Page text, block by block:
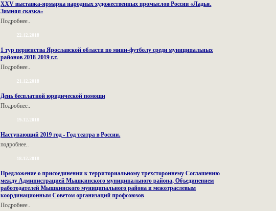
XХV выставка-ярмарка народных художественных промыслов России «Ладья.
Зимняя сказка»
Подробнее..
22.12.2018
1 тур первенства Ярославской области по мини-футболу среди муниципальных
районов 2018-2019 г.г.
Подробнее..
21.12.2018
День бесплатной юридической помощи
Подробнее..
19.12.2018
Наступающий 2019 год - Год театра в России.
подробнее..
18.12.2018
Предложение о присоединении к территориальному трехстороннему Соглашению
между Администрацией Мышкинского муниципального района, Объединением
работодателей Мышкинского муниципального района и межотраслевым
координационным Советом организаций профсоюзов
Подробнее..